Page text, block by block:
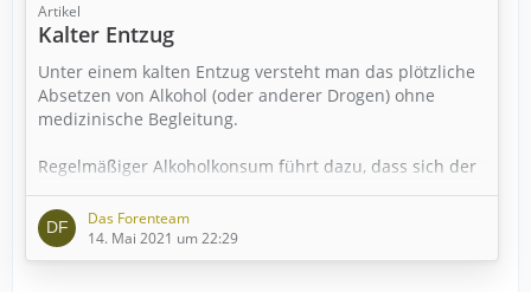
Artikel
Kalter Entzug
Unter einem kalten Entzug versteht man das plötzliche
Absetzen von Alkohol (oder anderer Drogen) ohne
medizinische Begleitung.
Regelmäßiger Alkoholkonsum führt dazu, dass sich der
Körper psychisch, physisch und hormonell auf den
Suchtstoff einstellt. Einmal daran gewöhnt, kann er mit
Entzugserscheinungen reagieren, wenn die Zufuhr von
Alkohol ausbleibt. Diese Entzugserscheinungen können
Das Forenteam
14. Mai 2021 um 22:29